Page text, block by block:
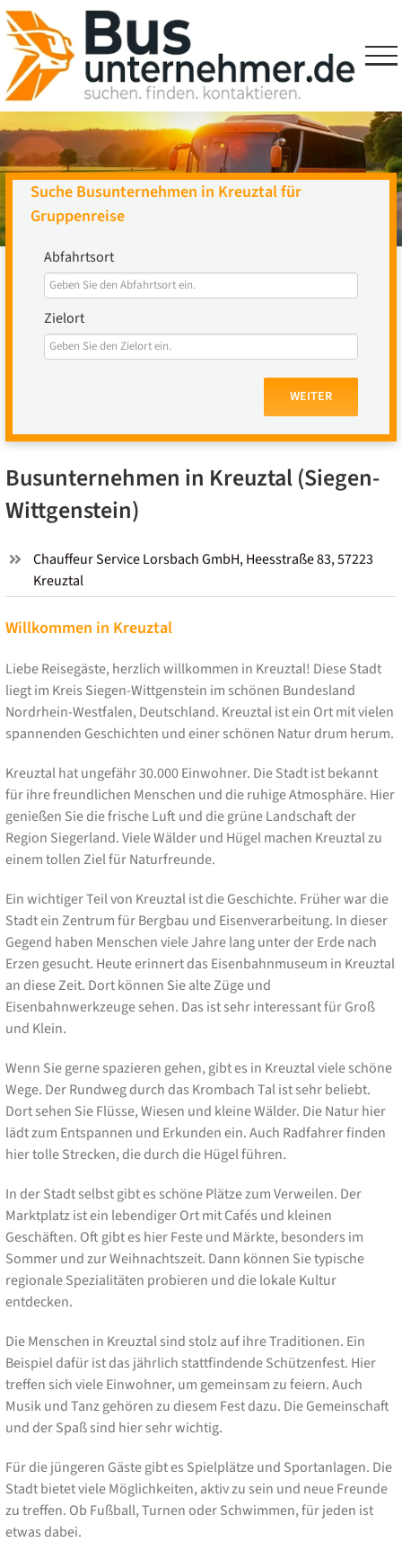
Skip
to
content
Suche Busunternehmen in Kreuztal für
Gruppenreise
Abfahrtsort
Zielort
WEITER
Busunternehmen in Kreuztal (Siegen-
Wittgenstein)
Chauffeur Service Lorsbach GmbH, Heesstraße 83, 57223
Kreuztal
Willkommen in Kreuztal
Liebe Reisegäste, herzlich willkommen in Kreuztal! Diese Stadt
liegt im Kreis Siegen-Wittgenstein im schönen Bundesland
Nordrhein-Westfalen, Deutschland. Kreuztal ist ein Ort mit vielen
spannenden Geschichten und einer schönen Natur drum herum.
Kreuztal hat ungefähr 30.000 Einwohner. Die Stadt ist bekannt
für ihre freundlichen Menschen und die ruhige Atmosphäre. Hier
genießen Sie die frische Luft und die grüne Landschaft der
Region Siegerland. Viele Wälder und Hügel machen Kreuztal zu
einem tollen Ziel für Naturfreunde.
Ein wichtiger Teil von Kreuztal ist die Geschichte. Früher war die
Stadt ein Zentrum für Bergbau und Eisenverarbeitung. In dieser
Gegend haben Menschen viele Jahre lang unter der Erde nach
Erzen gesucht. Heute erinnert das Eisenbahnmuseum in Kreuztal
an diese Zeit. Dort können Sie alte Züge und
Eisenbahnwerkzeuge sehen. Das ist sehr interessant für Groß
und Klein.
Wenn Sie gerne spazieren gehen, gibt es in Kreuztal viele schöne
Wege. Der Rundweg durch das Krombach Tal ist sehr beliebt.
Dort sehen Sie Flüsse, Wiesen und kleine Wälder. Die Natur hier
lädt zum Entspannen und Erkunden ein. Auch Radfahrer finden
hier tolle Strecken, die durch die Hügel führen.
In der Stadt selbst gibt es schöne Plätze zum Verweilen. Der
Marktplatz ist ein lebendiger Ort mit Cafés und kleinen
Geschäften. Oft gibt es hier Feste und Märkte, besonders im
Sommer und zur Weihnachtszeit. Dann können Sie typische
regionale Spezialitäten probieren und die lokale Kultur
entdecken.
Die Menschen in Kreuztal sind stolz auf ihre Traditionen. Ein
Beispiel dafür ist das jährlich stattfindende Schützenfest. Hier
treffen sich viele Einwohner, um gemeinsam zu feiern. Auch
Musik und Tanz gehören zu diesem Fest dazu. Die Gemeinschaft
und der Spaß sind hier sehr wichtig.
Für die jüngeren Gäste gibt es Spielplätze und Sportanlagen. Die
Stadt bietet viele Möglichkeiten, aktiv zu sein und neue Freunde
zu treffen. Ob Fußball, Turnen oder Schwimmen, für jeden ist
etwas dabei.